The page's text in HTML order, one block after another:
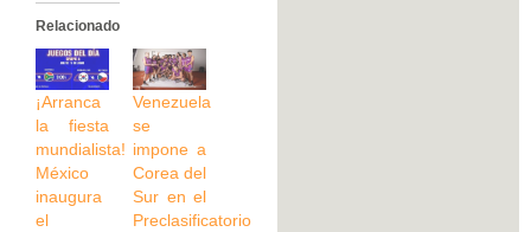
Relacionado
¡Arranca
la fiesta
mundialista!
México
inaugura
el
Venezuela
se
impone a
Corea del
Sur en el
Preclasificatorio